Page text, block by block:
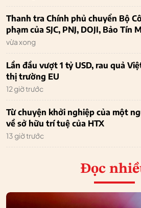
Thanh tra Chính phủ chuyển Bộ
phạm của SJC, PNJ, DOJI, Bảo Tín
vừa xong
Lần đầu vượt 1 tỷ USD, rau quả
thị trường EU
12 giờ trước
Từ chuyện khởi nghiệp của một
về sở hữu trí tuệ của HTX
13 giờ trước
Đọc